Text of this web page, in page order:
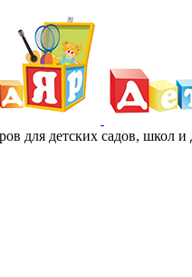
для детских садов,